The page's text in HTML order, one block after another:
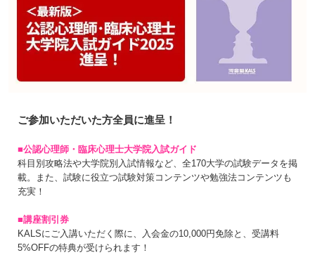
ご参加いただいた方全員に進呈！
■公認心理師・臨床心理士大学院入試ガイド
科目別攻略法や大学院別入試情報など、全170大学の試験データを掲
載。また、試験に役立つ試験対策コンテンツや勉強法コンテンツも
充実！
■講座割引券
KALSにご入講いただく際に、入会金の10,000円免除と、受講料
5%OFFの特典が受けられます！